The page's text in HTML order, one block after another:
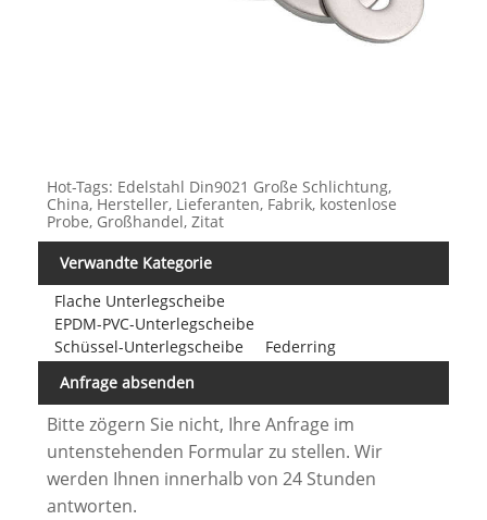
Hot-Tags: Edelstahl Din9021 Große Schlichtung,
China, Hersteller, Lieferanten, Fabrik, kostenlose
Probe, Großhandel, Zitat
Verwandte Kategorie
Flache Unterlegscheibe
EPDM-PVC-Unterlegscheibe
Schüssel-Unterlegscheibe
Federring
Anfrage absenden
Bitte zögern Sie nicht, Ihre Anfrage im
untenstehenden Formular zu stellen. Wir
werden Ihnen innerhalb von 24 Stunden
antworten.